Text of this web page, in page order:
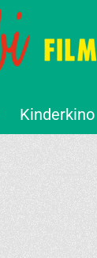
Kinderkino